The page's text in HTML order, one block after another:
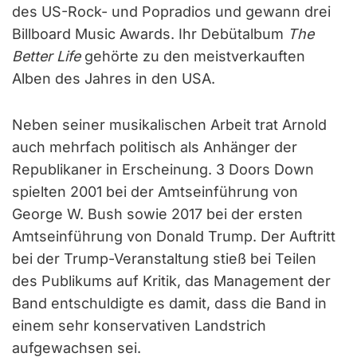
des US-Rock- und Popradios und gewann drei
Billboard Music Awards. Ihr Debütalbum The
Better Lifegehörte zu den meistverkauften
Alben des Jahres in den USA.
Neben seiner musikalischen Arbeit trat Arnold
auch mehrfach politisch als Anhänger der
Republikaner in Erscheinung. 3 Doors Down
spielten 2001 bei der Amtseinführung von
George W. Bush sowie 2017 bei der ersten
Amtseinführung von Donald Trump. Der Auftritt
bei der Trump-Veranstaltung stieß bei Teilen
des Publikums auf Kritik, das Management der
Band entschuldigte es damit, dass die Band in
einem sehr konservativen Landstrich
aufgewachsen sei.